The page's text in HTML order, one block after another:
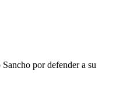
por defender a su